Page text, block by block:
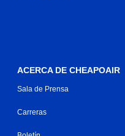
ACERCA DE CHEAPOAIR
Sala de Prensa
Carreras